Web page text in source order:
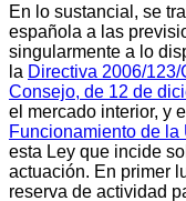
En lo sustancial, se
española a las
singularmente a lo
la Directiva 2006/
Consejo, de 12 de
el mercado interior, y
Funcionamiento de la
esta Ley que incide
actuación. En primer
reserva de actividad